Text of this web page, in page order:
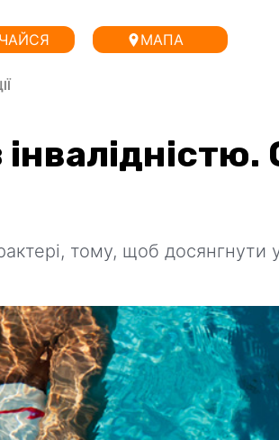
МАПА
інвалідністю.
тому, щоб досянгнути